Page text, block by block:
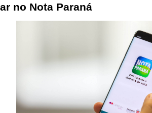
no Nota Paraná